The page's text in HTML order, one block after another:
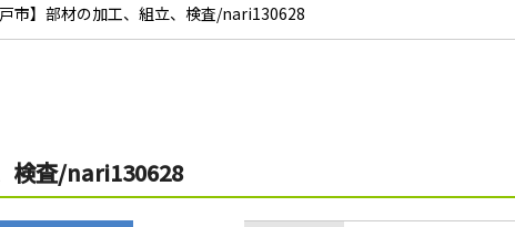
戸市】部材の加工、組立、検査/nari130628
検査/nari130628